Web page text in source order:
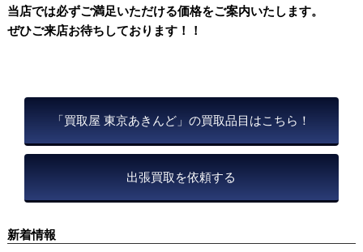
当店では必ずご満足いただける価格をご案内いたします。
ぜひご来店お待ちしております！！
「買取屋 東京あきんど」の買取品目はこちら！
出張買取を依頼する
新着情報